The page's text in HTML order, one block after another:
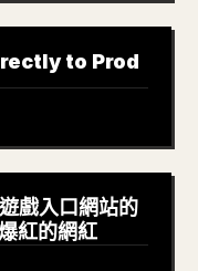
to Prod
戲入口網站的
紅的網紅